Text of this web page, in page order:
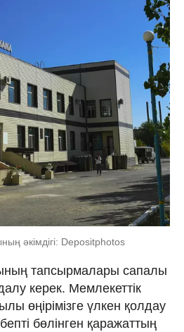
әкімдігі: Depositphotos
тапсырмалары сапалы
керек. Мемлекеттік
өңірімізге үлкен қолдау
бөлінген қаражаттың